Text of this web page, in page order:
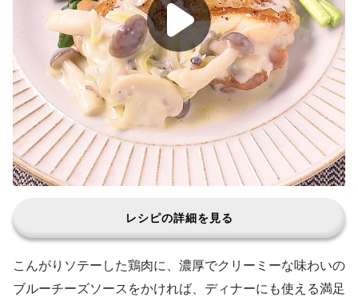
レシピの詳細を見る
こんがりソテーした鶏肉に、濃厚でクリーミーな味わいの
ブルーチーズソースをかければ、ディナーにも使える満足